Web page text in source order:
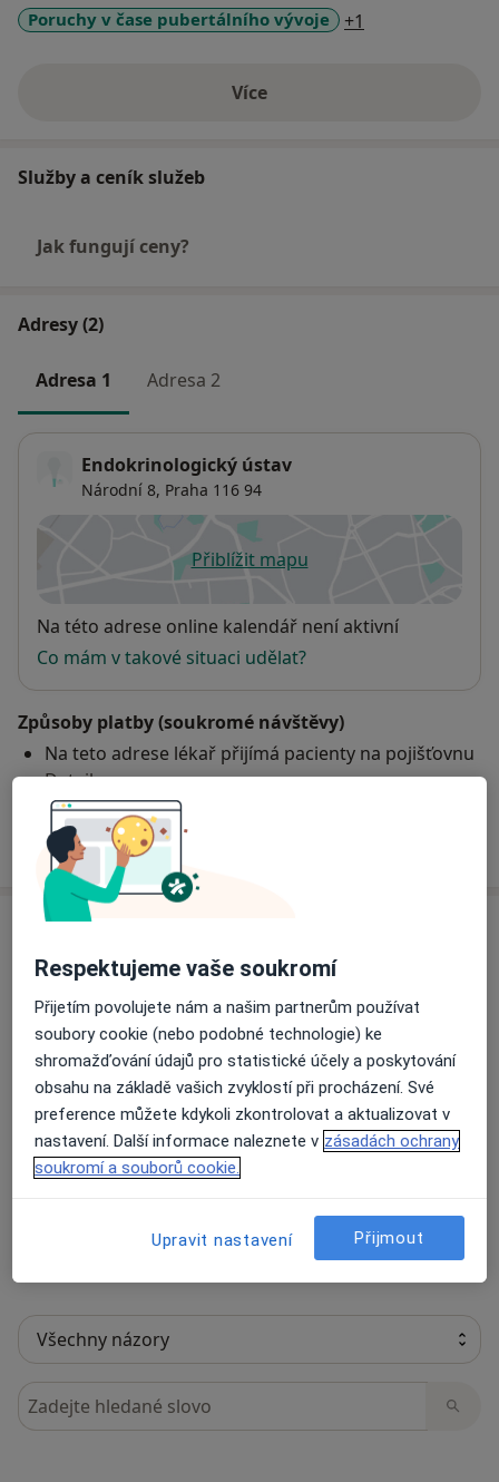
Poruchy v čase pubertálního vývoje +1
Víceo zkušenostech
Služby a ceník služeb
Jak fungují ceny?
Adresy (2)
Adresa 1 Adresa 2
Endokrinologický ústav
Národní 8, Praha 116 94
Přiblížit mapuse otevře v nové záložce
Dostupnost
Na této adrese online kalendář není aktivní
Co mám v takové situaci udělat?
Způsoby platby (soukromé návštěvy)
Na teto adrese lékař přijímá pacienty na pojišťovnu
Detaily
14 názorů
Recenze pacientů jsou pro nás důležité.
Specialisté nemají možnost zaplatit za
odstranění nebo změnu recenze pacienta.
Další informace.Další informace o názorech
Hledejte v názorech
Respektujeme vaše soukromí
Přijetím povolujete nám a našim partnerům používat
soubory cookie (nebo podobné technologie) ke
shromažďování údajů pro statistické účely a poskytování
obsahu na základě vašich zvyklostí při procházení. Své
preference můžete kdykoli zkontrolovat a aktualizovat v
nastavení. Další informace naleznete v zásadách ochrany
soukromí a souborů cookie.
Upravit nastavení Přijmout